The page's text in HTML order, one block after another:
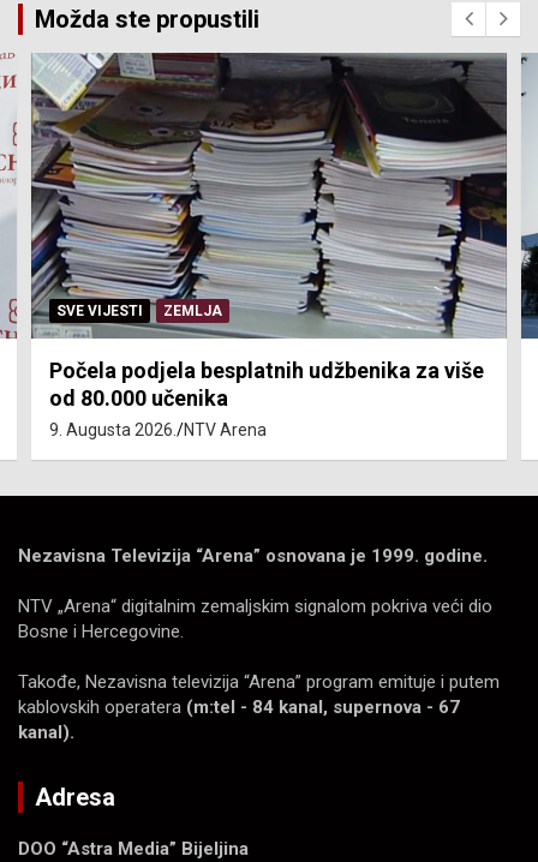
Možda ste propustili
SVE VIJESTI ZEMLJA
Počela podjela besplatnih udžbenika za više
od 80.000 učenika
9. Augusta 2026. NTV Arena
Nezavisna Televizija “Arena” osnovana je 1999. godine.
NTV „Arena“ digitalnim zemaljskim signalom pokriva veći dio
Bosne i Hercegovine.
Takođe, Nezavisna televizija “Arena” program emituje i putem
kablovskih operatera (m:tel - 84 kanal, supernova - 67
kanal).
Adresa
DOO “Astra Media” Bijeljina